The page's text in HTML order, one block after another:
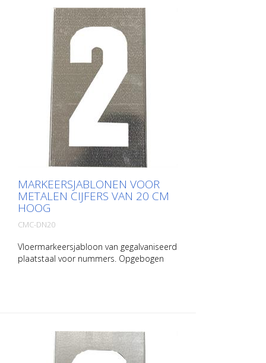
MARKEERSJABLONEN VOOR
METALEN CIJFERS VAN 20 CM
HOOG
CMC-DN20
Vloermarkeersjabloon van gegalvaniseerd
plaatstaal voor nummers. Opgebogen